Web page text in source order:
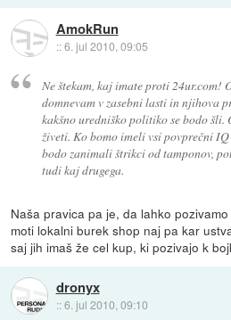
AmokRun
::6. jul 2010, 09:05
Ne štekam, kaj imate proti 24ur.com!
domnevam v zasebni lasti in njihova
kakšno uredniško politiko se bodo šli.
živeti. Ko bomo imeli vsi povprečni
bodo zanimali štrikci od tamponov,
tudi kaj drugega.
Naša pravica pa je, da lahko
moti lokalni burek shop naj pa kar
saj jih imaš že cel kup, ki pozivajo k
dronyx
::6. jul 2010, 09:10